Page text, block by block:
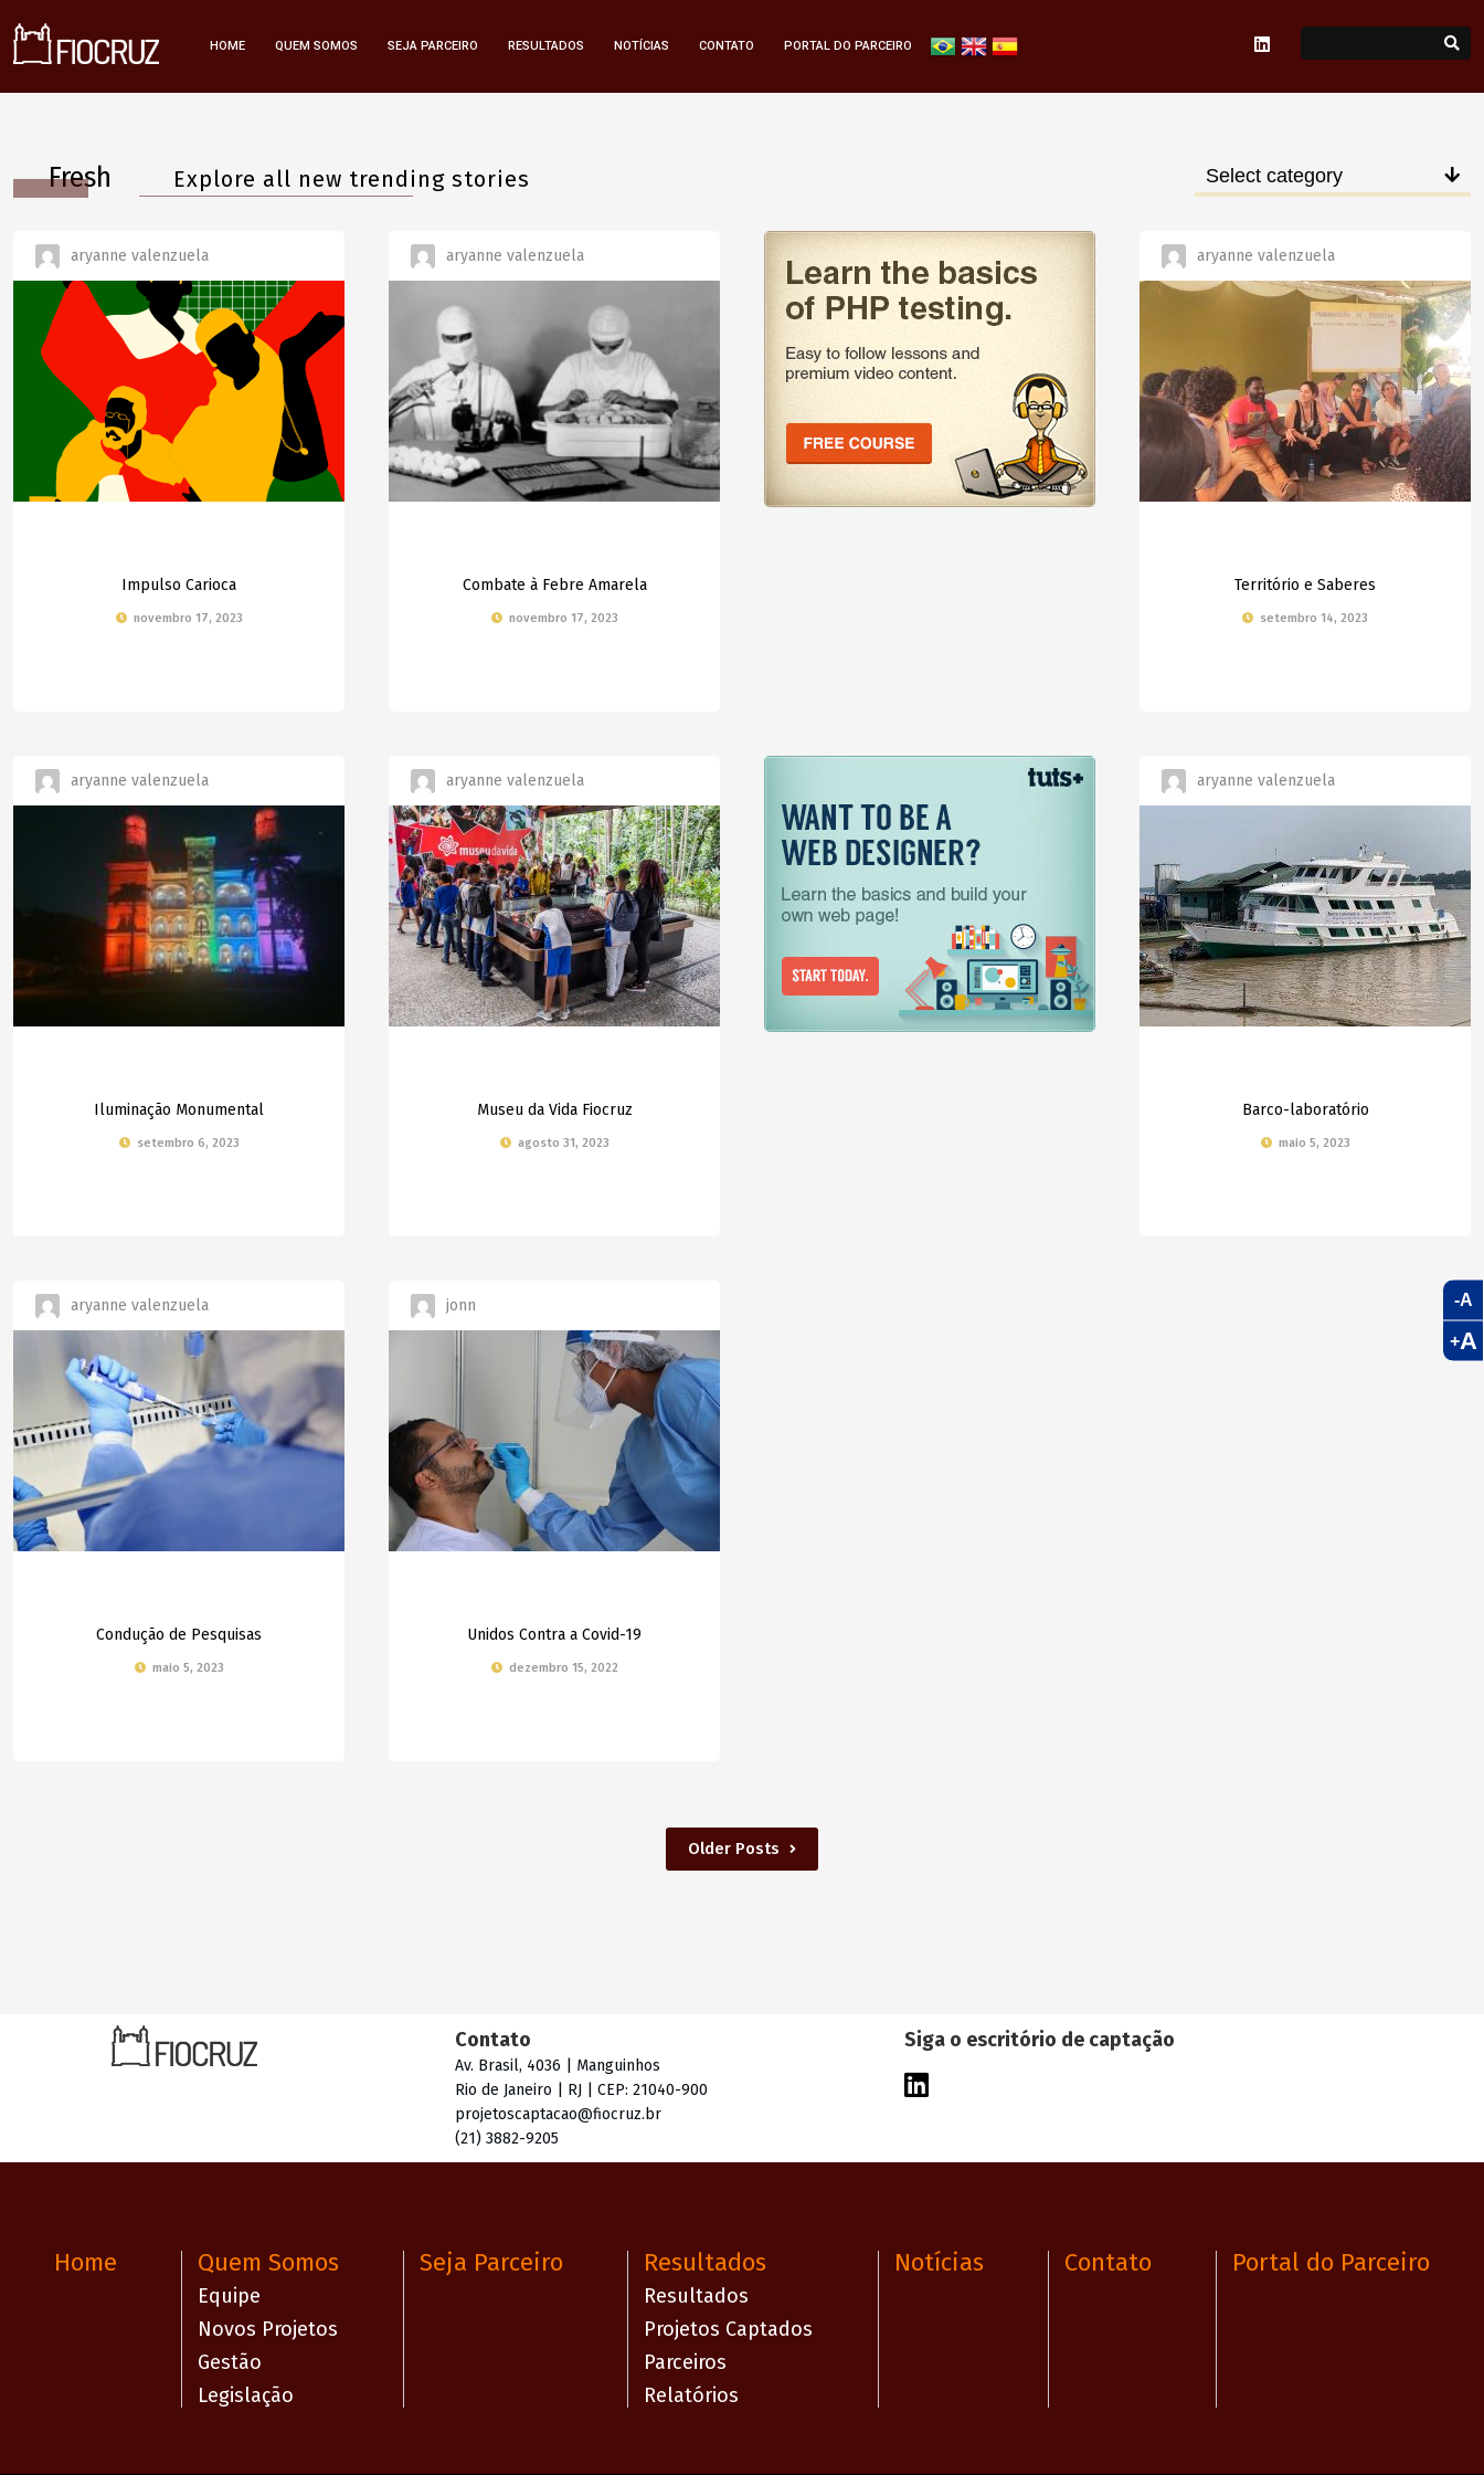
HOME QUEM SOMOS SEJA PARCEIRO RESULTADOS NOTÍCIAS CONTATO PORTAL DO PARCEIRO
Fresh Explore all new trending stories Select category
aryanne valenzuela
Impulso Carioca
novembro 17, 2023
aryanne valenzuela
Combate à Febre Amarela
novembro 17, 2023
aryanne valenzuela
Território e Saberes
setembro 14, 2023
aryanne valenzuela
Iluminação Monumental
setembro 6, 2023
aryanne valenzuela
Museu da Vida Fiocruz
agosto 31, 2023
aryanne valenzuela
Barco-laboratório
maio 5, 2023
aryanne valenzuela
Condução de Pesquisas
maio 5, 2023
jonn
Unidos Contra a Covid-19
dezembro 15, 2022
Older Posts
Contato
Av. Brasil, 4036 | Manguinhos
Rio de Janeiro | RJ | CEP: 21040-900
projetoscaptacao@fiocruz.br
(21) 3882-9205
Siga o escritório de captação
Home Quem Somos
Equipe
Novos Projetos
Gestão
Legislação
Seja Parceiro Resultados
Resultados
Projetos Captados
Parceiros
Relatórios
Notícias Contato Portal do Parceiro
-A
+A